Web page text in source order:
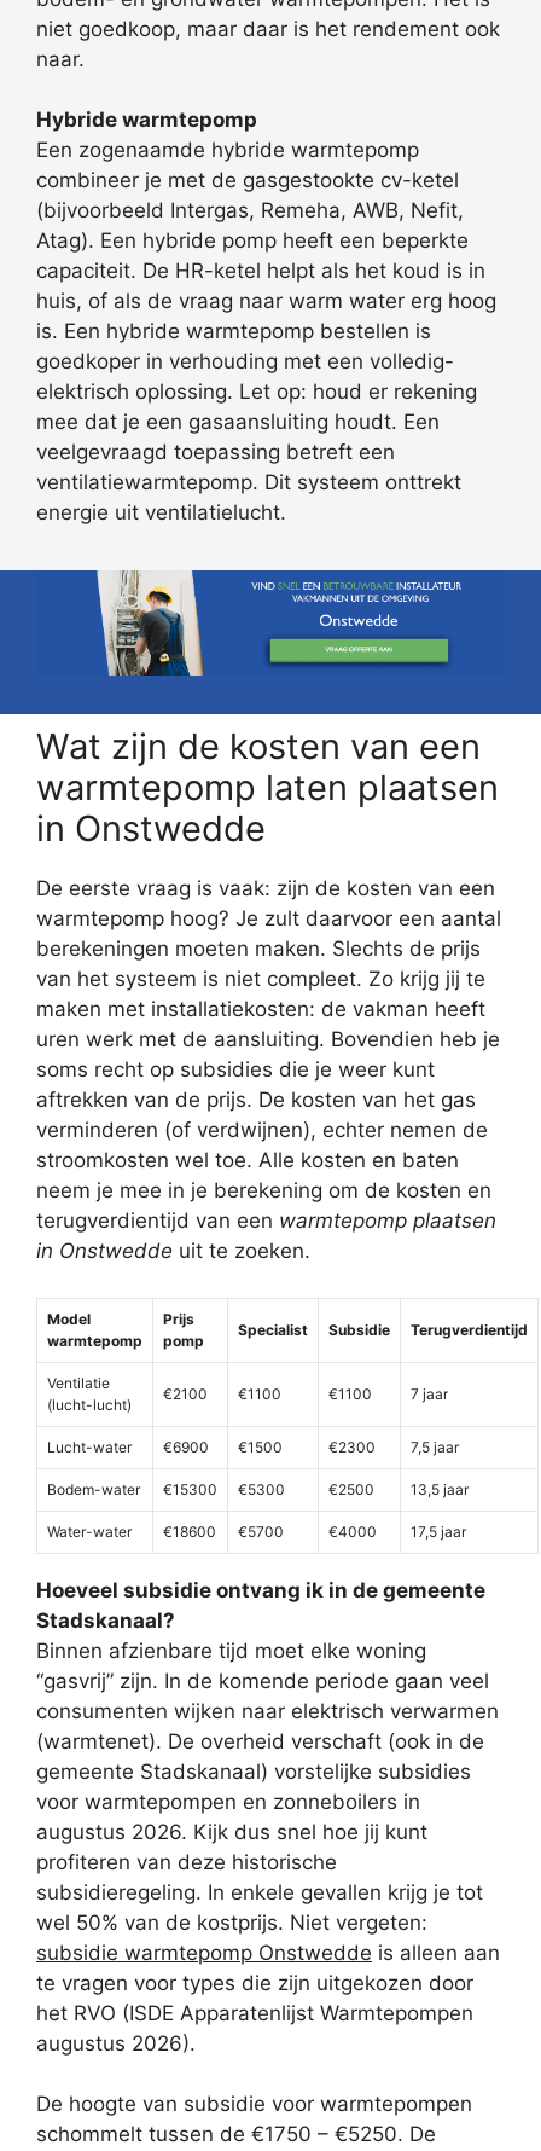
niet goedkoop, maar daar is het rendement ook
naar.
Hybride warmtepomp
Een zogenaamde hybride warmtepomp
combineer je met de gasgestookte cv-ketel
(bijvoorbeeld Intergas, Remeha, AWB, Nefit,
Atag). Een hybride pomp heeft een beperkte
capaciteit. De HR-ketel helpt als het koud is in
huis, of als de vraag naar warm water erg hoog
is. Een hybride warmtepomp bestellen is
goedkoper in verhouding met een volledig-
elektrisch oplossing. Let op: houd er rekening
mee dat je een gasaansluiting houdt. Een
veelgevraagd toepassing betreft een
ventilatiewarmtepomp. Dit systeem onttrekt
energie uit ventilatielucht.
Wat zijn de kosten van een
warmtepomp laten plaatsen
in Onstwedde
De eerste vraag is vaak: zijn de kosten van een
warmtepomp hoog? Je zult daarvoor een aantal
berekeningen moeten maken. Slechts de prijs
van het systeem is niet compleet. Zo krijg jij te
maken met installatiekosten: de vakman heeft
uren werk met de aansluiting. Bovendien heb je
soms recht op subsidies die je weer kunt
aftrekken van de prijs. De kosten van het gas
verminderen (of verdwijnen), echter nemen de
stroomkosten wel toe. Alle kosten en baten
neem je mee in je berekening om de kosten en
terugverdientijd van een warmtepomp plaatsen
in Onstwedde uit te zoeken.
Model
warmtepomp
Prijs
pomp
Specialist Subsidie Terugverdientijd
Ventilatie
(lucht-lucht)
€2100 €1100 €1100 7 jaar
Lucht-water €6900 €1500 €2300 7,5 jaar
Bodem-water €15300 €5300 €2500 13,5 jaar
Water-water €18600 €5700 €4000 17,5 jaar
Hoeveel subsidie ontvang ik in de gemeente
Stadskanaal?
Binnen afzienbare tijd moet elke woning
“gasvrij” zijn. In de komende periode gaan veel
consumenten wijken naar elektrisch verwarmen
(warmtenet). De overheid verschaft (ook in de
gemeente Stadskanaal) vorstelijke subsidies
voor warmtepompen en zonneboilers in
augustus 2026. Kijk dus snel hoe jij kunt
profiteren van deze historische
subsidieregeling. In enkele gevallen krijg je tot
wel 50% van de kostprijs. Niet vergeten:
subsidie warmtepomp Onstwedde is alleen aan
te vragen voor types die zijn uitgekozen door
het RVO (ISDE Apparatenlijst Warmtepompen
augustus 2026).
De hoogte van subsidie voor warmtepompen
schommelt tussen de €1750 – €5250. De